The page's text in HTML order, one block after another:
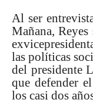
Al ser
Mañana,
las políticas
del presidente
que defender
los casi dos